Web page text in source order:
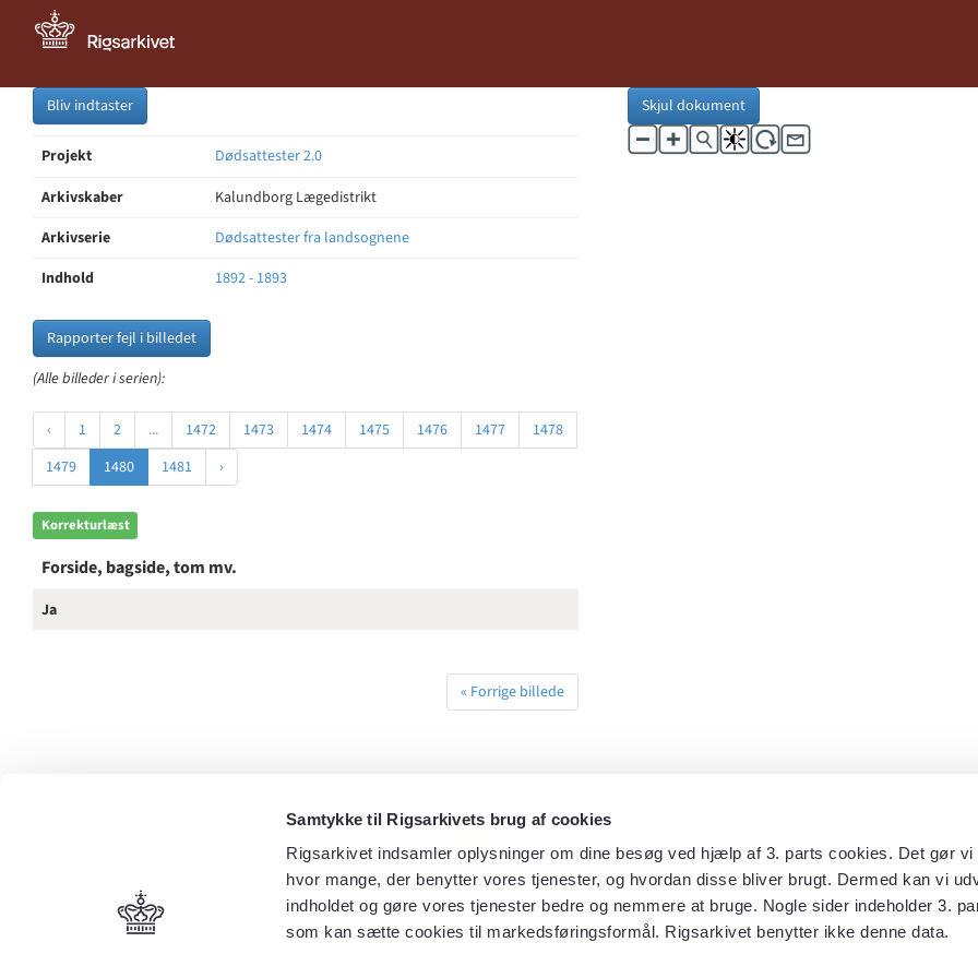
Samtykke til Rigsarkivets brug af cookies
Rigsarkivet indsamler oplysninger om dine besøg ved hjælp af 3. parts cookies. Det gør vi
hvor mange, der benytter vores tjenester, og hvordan disse bliver brugt. Dermed kan vi
indholdet og gøre vores tjenester bedre og nemmere at bruge. Nogle sider indeholder 3.
som kan sætte cookies til markedsføringsformål. Rigsarkivet benytter ikke denne data.
Bliv indtaster
Projekt
Dødsattester 2.0
Arkivskaber
Kalundborg Lægedistrikt
Arkivserie
Dødsattester fra landsognene
Indhold
1892 - 1893
Rapporter fejl i billedet
(Alle billeder i serien):
‹ 1 2 ... 1472 1473 1474 1475 1476 1477
1478
1479
1480 1481 ›
Korrekturlæst
Forside, bagside, tom mv.
Ja
« Forrige billede
Skjul dokument